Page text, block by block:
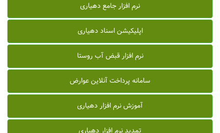
نرم افزار جامع دهیاری
اپلیکیشن اسناد دهیاری
نرم افزار قبض آب روستا
سامانه پرداخت آنلاین عوارض
آموزش نرم افزار دهیاری
تمدید نرم افزار دهیاری